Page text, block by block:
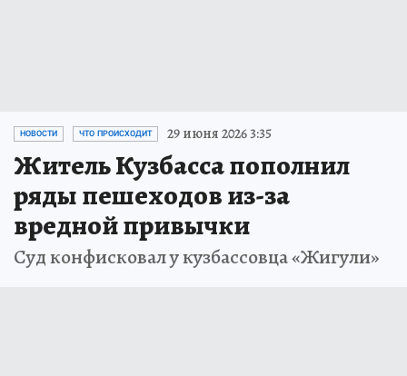
НОВОСТИ ЧТО ПРОИСХОДИТ 29 июня 2026 3:35
Житель Кузбасса пополнил
ряды пешеходов из-за
вредной привычки
Суд конфисковал у кузбассовца «Жигули»